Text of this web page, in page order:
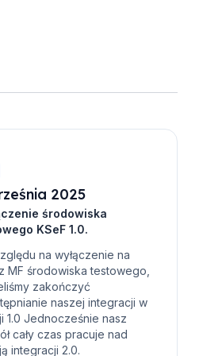
2025
środowiska
KSeF 1.0.
na wyłączenie na
MF środowiska testowego,
zakończyć
naszej integracji w
1.0 Jednocześnie nasz
cały czas pracuje nad
integracji 2.0.